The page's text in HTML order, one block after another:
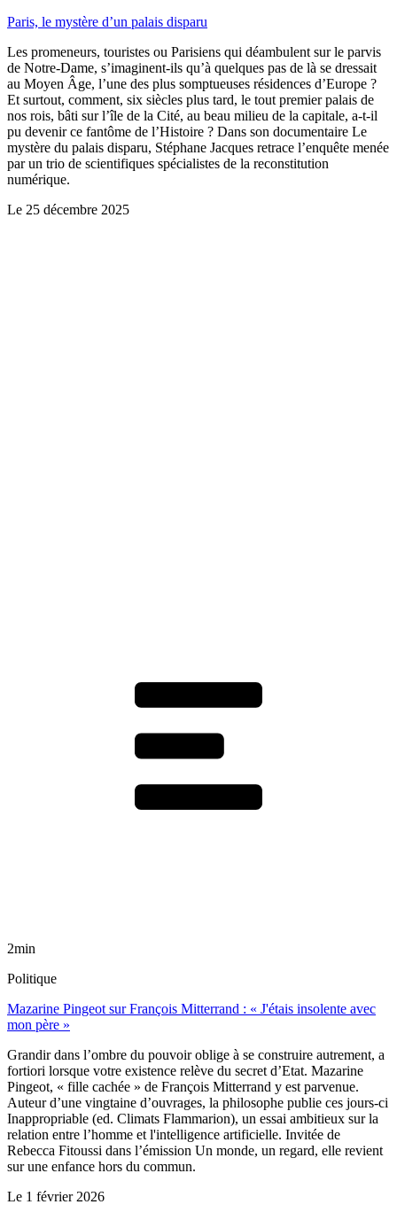
Paris, le mystère d’un palais disparu
Les promeneurs, touristes ou Parisiens qui déambulent sur le parvis
de Notre-Dame, s’imaginent-ils qu’à quelques pas de là se dressait
au Moyen Âge, l’une des plus somptueuses résidences d’Europe ?
Et surtout, comment, six siècles plus tard, le tout premier palais de
nos rois, bâti sur l’île de la Cité, au beau milieu de la capitale, a-t-il
pu devenir ce fantôme de l’Histoire ? Dans son documentaire Le
mystère du palais disparu, Stéphane Jacques retrace l’enquête menée
par un trio de scientifiques spécialistes de la reconstitution
numérique.
Le 25 décembre 2025
2min
Politique
Mazarine Pingeot sur François Mitterrand : « J'étais insolente avec
mon père »
Grandir dans l’ombre du pouvoir oblige à se construire autrement, a
fortiori lorsque votre existence relève du secret d’Etat. Mazarine
Pingeot, « fille cachée » de François Mitterrand y est parvenue.
Auteur d’une vingtaine d’ouvrages, la philosophe publie ces jours-ci
Inappropriable (ed. Climats Flammarion), un essai ambitieux sur la
relation entre l’homme et l'intelligence artificielle. Invitée de
Rebecca Fitoussi dans l’émission Un monde, un regard, elle revient
sur une enfance hors du commun.
Le 1 février 2026